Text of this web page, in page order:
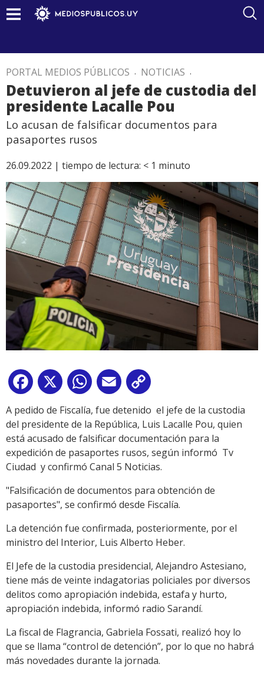
PORTAL MEDIOS PÚBLICOS . NOTICIAS .
Detuvieron al jefe de custodia del
presidente Lacalle Pou
Lo acusan de falsificar documentos para
pasaportes rusos
26.09.2022 | tiempo de lectura: < 1 minuto
Facebook
X WhatsApp
Email
Link
A pedido de Fiscalía, fue detenido el jefe de la custodia
del presidente de la República, Luis Lacalle Pou, quien
está acusado de falsificar documentación para la
expedición de pasaportes rusos, según informó Tv
Ciudad y confirmó Canal 5 Noticias.
"Falsificación de documentos para obtención de
pasaportes", se confirmó desde Fiscalía.
La detención fue confirmada, posteriormente, por el
ministro del Interior, Luis Alberto Heber.
El Jefe de la custodia presidencial, Alejandro Astesiano,
tiene más de veinte indagatorias policiales por diversos
delitos como apropiación indebida, estafa y hurto,
apropiación indebida, informó radio Sarandí.
La fiscal de Flagrancia, Gabriela Fossati, realizó hoy lo
que se llama “control de detención”, por lo que no habrá
más novedades durante la jornada.